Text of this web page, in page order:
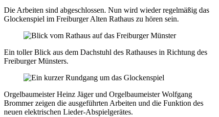
Die Arbeiten sind abgeschlossen. Nun wird wieder regelmäßig das
Glockenspiel im Freiburger Alten Rathaus zu hören sein.
Ein toller Blick aus dem Dachstuhl des Rathauses in Richtung des
Freiburger Münsters.
Orgelbaumeister Heinz Jäger und Orgelbaumeister Wolfgang
Brommer zeigen die ausgeführten Arbeiten und die Funktion des
neuen elektrischen Lieder-Abspielgerätes.